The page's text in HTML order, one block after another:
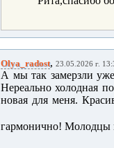
Olya_radost, 23.05.2026 г.
А мы так замерзли
Нереально холодная
новая для меня.
гармонично! Молодцы